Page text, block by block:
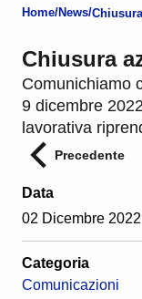
Home News
Data
02 Dicembre 2022
Categoria
Comunicazioni
Chiusura
Comunichiamo
9 dicembre
lavorativa
Precedente